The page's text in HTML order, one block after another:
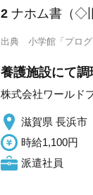
2 ナホム書（◇
出典 小学館「プロ
養護施設にて
株式会社ワールド
滋賀県 長浜市
時給1,100円
派遣社員